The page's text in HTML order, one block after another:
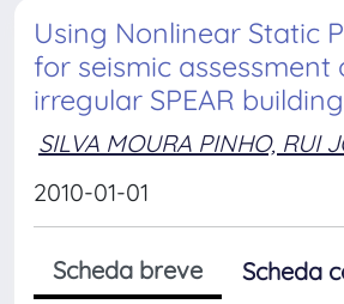
Using Nonlinear Static
for seismic assessment
irregular SPEAR building
SILVA MOURA PINHO, RUI
2010-01-01
Scheda breve
Scheda